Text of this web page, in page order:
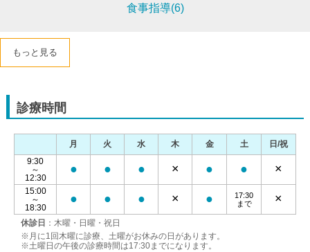
食事指導(6)
もっと見る
診療時間
休診日 ：木曜・日曜・祝日
※月に1回木曜に診療、土曜がお休みの日があります。
※土曜日の午後の診療時間は17:30までになります。
月 火 水 木 金 土
日/祝
9:30
～
12:30
● ● ● × ● ● ×
15:00
～
18:30
● ● ● × ●
17:30
まで
×